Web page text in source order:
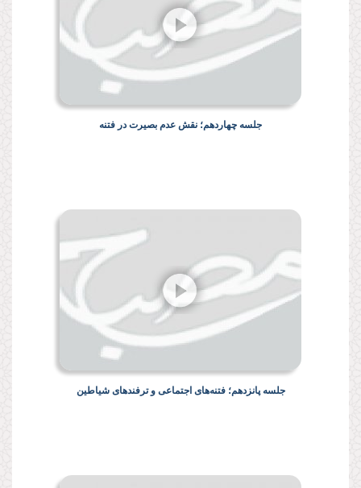
جلسه چهاردهم؛ نقش عدم بصیرت در فتنه
جلسه پانزدهم؛ فتنه‌های اجتماعی و ترفندهای شیاطین